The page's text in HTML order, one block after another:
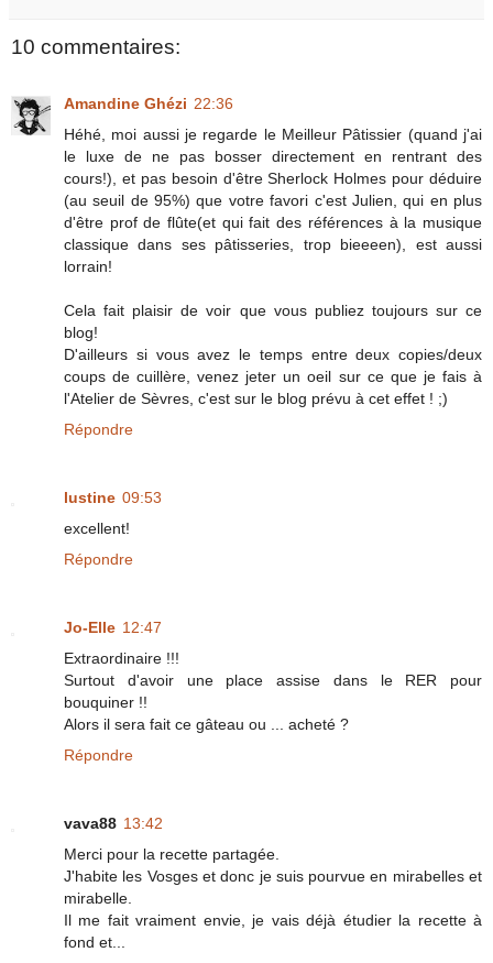
10 commentaires:
Amandine Ghézi 22:36
Héhé, moi aussi je regarde le Meilleur Pâtissier (quand j'ai
le luxe de ne pas bosser directement en rentrant des
cours!), et pas besoin d'être Sherlock Holmes pour déduire
(au seuil de 95%) que votre favori c'est Julien, qui en plus
d'être prof de flûte(et qui fait des références à la musique
classique dans ses pâtisseries, trop bieeeen), est aussi
lorrain!
Cela fait plaisir de voir que vous publiez toujours sur ce
blog!
D'ailleurs si vous avez le temps entre deux copies/deux
coups de cuillère, venez jeter un oeil sur ce que je fais à
l'Atelier de Sèvres, c'est sur le blog prévu à cet effet ! ;)
Répondre
lustine 09:53
excellent!
Répondre
Jo-Elle 12:47
Extraordinaire !!!
Surtout d'avoir une place assise dans le RER pour
bouquiner !!
Alors il sera fait ce gâteau ou ... acheté ?
Répondre
vava88 13:42
Merci pour la recette partagée.
J'habite les Vosges et donc je suis pourvue en mirabelles et
mirabelle.
Il me fait vraiment envie, je vais déjà étudier la recette à
fond et...